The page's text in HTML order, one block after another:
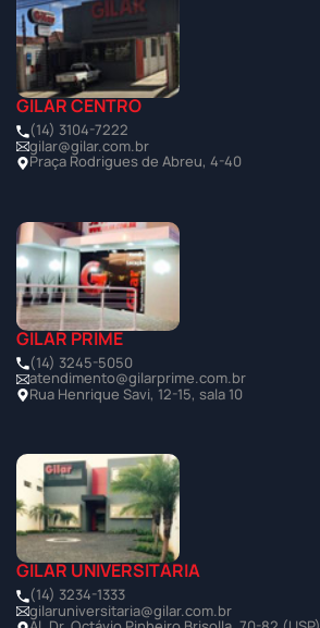
GILAR CENTRO
(14) 3104-7222
gilar@gilar.com.br
Praça Rodrigues de Abreu, 4-40
GILAR PRIME
(14) 3245-5050
atendimento@gilarprime.com.br
Rua Henrique Savi, 12-15, sala 10
GILAR UNIVERSITÁRIA
(14) 3234-1333
gilaruniversitaria@gilar.com.br